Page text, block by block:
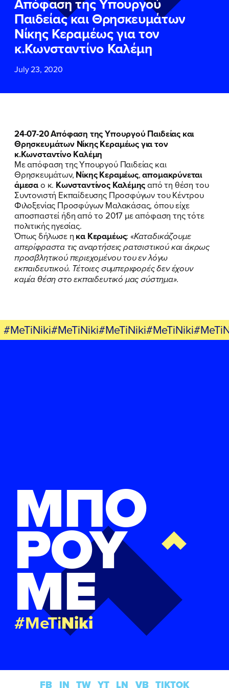
ΠΟΙΑ ΕΙΜΑΙ
ΕΡΓΟ
ΕΚΔΗΛΩΣΕΙΣ
ΝΕΑ
Παιδείας και Θρησκευμάτων
Νίκης Κεραμέως για τον
κ.Κωνσταντίνο Καλέμη
July 23, 2020
24-07-20 Απόφαση της Υπουργού Παιδείας και
Θρησκευμάτων Νίκης Κεραμέως για τον
κ.Κωνσταντίνο Καλέμη
Με απόφαση της Υπουργού Παιδείας και
Θρησκευμάτων, Νίκης Κεραμέως,απομακρύνεται
άμεσαο κ. Κωνσταντίνος Καλέμηςαπό τη θέση του
Συντονιστή Εκπαίδευσης Προσφύγων του Κέντρου
Φιλοξενίας Προσφύγων Μαλακάσας, όπου είχε
αποσπαστεί ήδη από το 2017 με απόφαση της τότε
πολιτικής ηγεσίας.
Όπως δήλωσε η κα Κεραμέως: «Καταδικάζουμε
απερίφραστα τις αναρτήσεις ρατσιστικού και άκρως
προσβλητικού περιεχομένου του εν λόγω
εκπαιδευτικού. Τέτοιες συμπεριφορές δεν έχουν
καμία θέση στο εκπαιδευτικό μας σύστημα».
ΜΠΟ
ΡΟΥ
ΜΕ
#MeTiNiki
FB IN TW YT LN VB TIKTOK
ΕΠΙΘΕΤΟ*
ΤΗΛΕΦΩΝΟ*
EMAIL
Δεδομένων
και τους τους
Όρους
Χρήσηςτου δικτυακού τόπου του
Πολιτικού Γραφείου της Βουλευτού
Νίκης Κεραμέως
ΥΠΟΒΟΛΗ
ΕΠΙΘΕΤΟ*
ΤΗΛΕΦΩΝΟ
EMAIL
Δεδομένων
και τους τους
Όρους
Χρήσηςτου δικτυακού τόπου του
Πολιτικού Γραφείου της Βουλευτού
Νίκης Κεραμέως
ΥΠΟΒΟΛΗ